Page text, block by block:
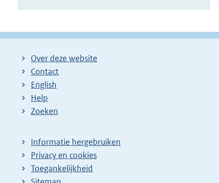
Over deze website
Contact
English
Help
Zoeken
Informatie hergebruiken
Privacy en cookies
Toegankelijkheid